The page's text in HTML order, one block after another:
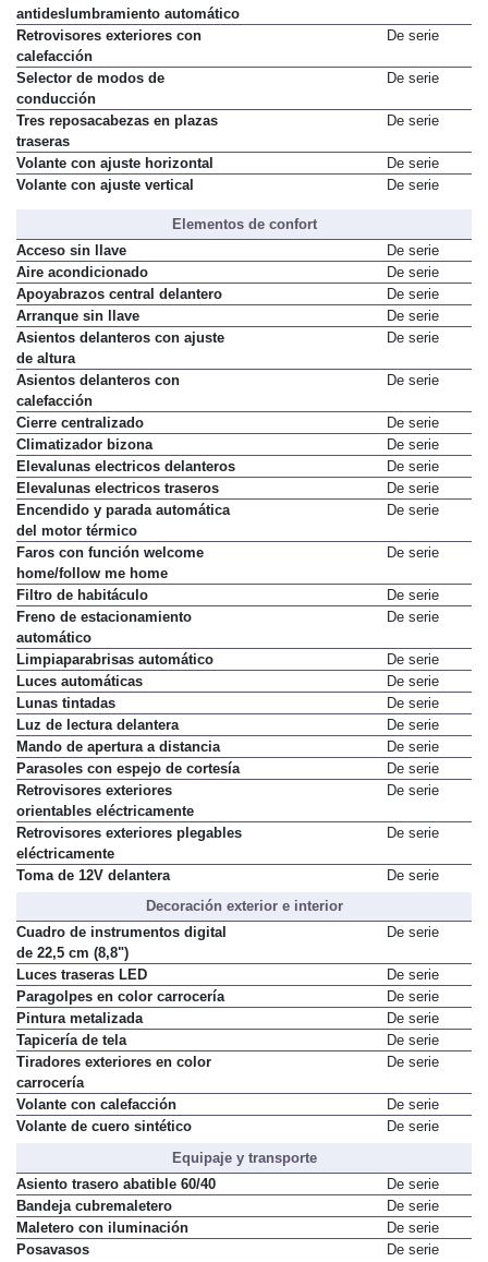
antideslumbramiento automático
Retrovisores exteriores con
calefacción
De serie
Selector de modos de
conducción
De serie
Tres reposacabezas en plazas
traseras
De serie
Volante con ajuste horizontal
De serie
Volante con ajuste vertical
De serie
Elementos de confort
Acceso sin llave
De serie
Aire acondicionado
De serie
Apoyabrazos central delantero
De serie
Arranque sin llave
De serie
Asientos delanteros con ajuste
de altura
De serie
Asientos delanteros con
calefacción
De serie
Cierre centralizado
De serie
Climatizador bizona
De serie
Elevalunas electricos delanteros
De serie
Elevalunas electricos traseros
De serie
Encendido y parada automática
del motor térmico
De serie
Faros con función welcome
home/follow me home
De serie
Filtro de habitáculo
De serie
Freno de estacionamiento
automático
De serie
Limpiaparabrisas automático
De serie
Luces automáticas
De serie
Lunas tintadas
De serie
Luz de lectura delantera
De serie
Mando de apertura a distancia
De serie
Parasoles con espejo de cortesía
De serie
Retrovisores exteriores
orientables eléctricamente
De serie
Retrovisores exteriores plegables
eléctricamente
De serie
Toma de 12V delantera
De serie
Decoración exterior e interior
Cuadro de instrumentos digital
de 22,5 cm (8,8")
De serie
Luces traseras LED
De serie
Paragolpes en color carrocería
De serie
Pintura metalizada
De serie
Tapicería de tela
De serie
Tiradores exteriores en color
carrocería
De serie
Volante con calefacción
De serie
Volante de cuero sintético
De serie
Equipaje y transporte
Asiento trasero abatible 60/40
De serie
Bandeja cubremaletero
De serie
Maletero con iluminación
De serie
Posavasos
De serie